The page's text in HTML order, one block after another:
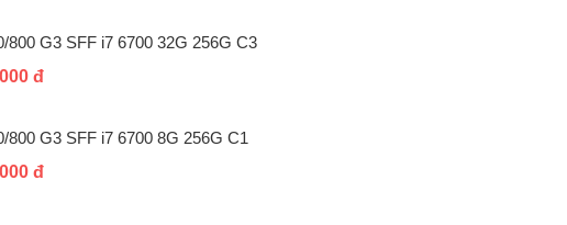
800 G3 SFF i7 6700 32G 256G C3
đ
800 G3 SFF i7 6700 8G 256G C1
đ